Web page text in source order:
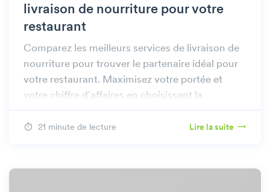
livraison de nourriture pour votre
restaurant
Comparez les meilleurs services de livraison de
nourriture pour trouver le partenaire idéal pour
votre restaurant. Maximisez votre portée et
votre chiffre d'affaires en choisissant la
plateforme la mieux adaptée à vos besoins.
21 minute de lecture Lire la suite